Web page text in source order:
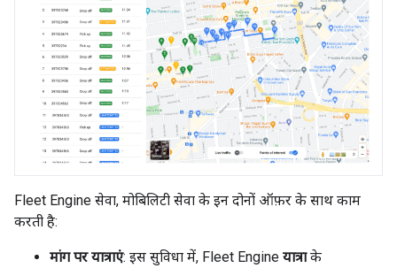
Fleet Engine सेवा, मोबिलिटी सेवा के इन दोनों ऑफ़र के साथ काम
करती है:
मांग पर यात्राएं: इस सुविधा में, Fleet Engine यात्राके